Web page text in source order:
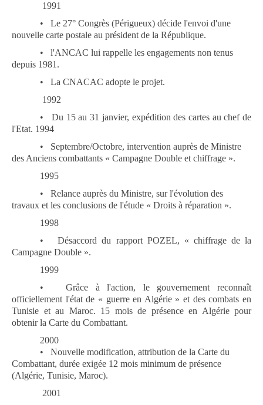
1991
•
Le 27° Congrès (Périgueux) décide l'envoi d'une
nouvelle carte postale au président de la République.
•
l'ANCAC lui rappelle les engagements non tenus
depuis 1981.
•
La CNACAC adopte le projet.
1992
•
Du 15 au 31 janvier, expédition des cartes au chef de
l'Etat. 1994
•
Septembre/Octobre, intervention auprès de Ministre
des Anciens combattants « Campagne Double et chiffrage ».
1995
•
Relance auprès du Ministre, sur l'évolution des
travaux et les conclusions de l'étude « Droits à réparation ».
1998
•
Désaccord du rapport POZEL, « chiffrage de la
Campagne Double ».
1999
•
Grâce à l'action, le gouvernement reconnaît
officiellement l'état de « guerre en Algérie » et des combats en
Tunisie et au Maroc. 15 mois de présence en Algérie pour
obtenir la Carte du Combattant.
2000
•
Nouvelle modification, attribution de la Carte du
Combattant, durée exigée 12 mois minimum de présence
(Algérie, Tunisie, Maroc).
2001